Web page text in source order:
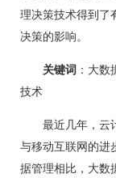
理决策技术得到了
决策的影响。
关键词 ：大
技术
最近几年，云计
与移动互联网的进
据管理相比，大数